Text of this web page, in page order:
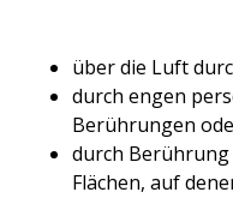
über die Luft
durch engen
Berührungen
durch
Flächen, auf